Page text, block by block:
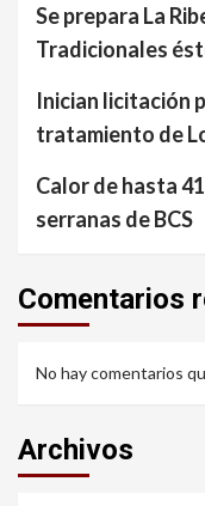
Se prepara La
Tradicionales
Inician licitación
tratamiento de
Calor de hasta
serranas de BCS
Comentarios
No hay comentarios
Archivos